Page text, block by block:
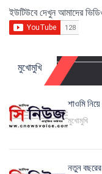
ইউটিউবে দেখুন আমাদের
মুখোমুখি
শাওমি
মুখোমুখি
নতুন